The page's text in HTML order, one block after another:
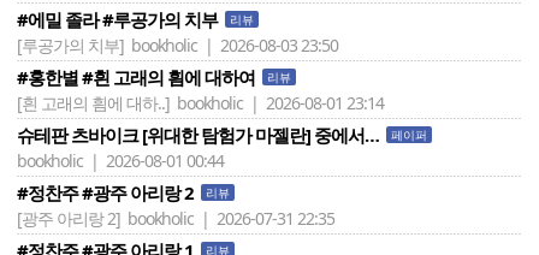
#에밀 졸라 #루공가의 치부 리뷰
[루공가의 치부] bookholic | 2026-08-03 23:50
#홍한별 #흰 고래의 흼에 대하여 리뷰
[흰 고래의 흼에 대하..] bookholic | 2026-08-01 23:14
슈테판 츠바이크 [위대한 탐험가 마젤란] 중에서… 페이퍼
bookholic | 2026-08-01 00:44
#정찬주 #광주 아리랑 2 리뷰
[광주 아리랑 2] bookholic | 2026-07-31 22:35
리뷰